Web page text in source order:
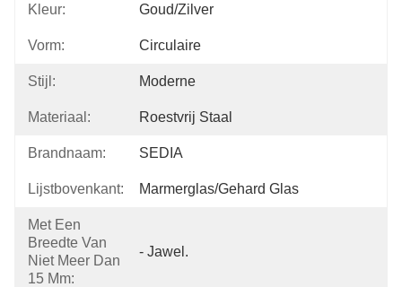
Kleur: Goud/zilver
Vorm: Circulaire
Stijl: Moderne
Materiaal: Roestvrij Staal
Brandnaam: SEDIA
Lijstbovenkant: Marmerglas/gehard Glas
Met Een
Breedte Van
Niet Meer Dan
15 Mm:
- Jawel.